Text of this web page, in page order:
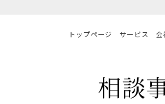
トップページ サービス 会
相談